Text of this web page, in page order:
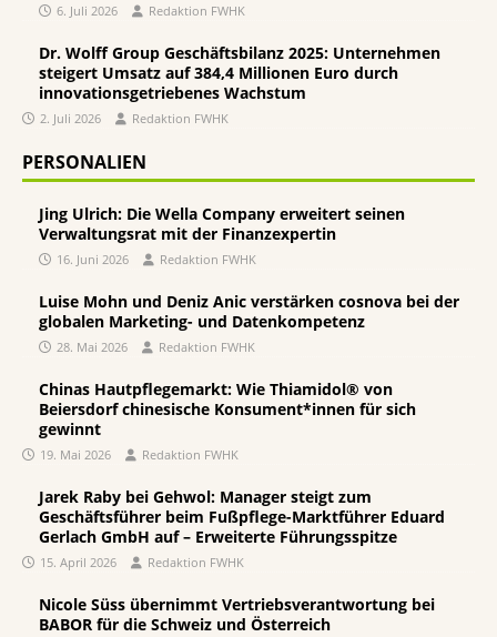
6. Juli 2026 Redaktion FWHK
Dr. Wolff Group Geschäftsbilanz 2025: Unternehmen
steigert Umsatz auf 384,4 Millionen Euro durch
innovationsgetriebenes Wachstum
2. Juli 2026 Redaktion FWHK
PERSONALIEN
Jing Ulrich: Die Wella Company erweitert seinen
Verwaltungsrat mit der Finanzexpertin
16. Juni 2026 Redaktion FWHK
Luise Mohn und Deniz Anic verstärken cosnova bei der
globalen Marketing- und Datenkompetenz
28. Mai 2026 Redaktion FWHK
Chinas Hautpflegemarkt: Wie Thiamidol® von
Beiersdorf chinesische Konsument*innen für sich
gewinnt
19. Mai 2026 Redaktion FWHK
Jarek Raby bei Gehwol: Manager steigt zum
Geschäftsführer beim Fußpflege-Marktführer Eduard
Gerlach GmbH auf – Erweiterte Führungsspitze
15. April 2026 Redaktion FWHK
Nicole Süss übernimmt Vertriebsverantwortung bei
BABOR für die Schweiz und Österreich